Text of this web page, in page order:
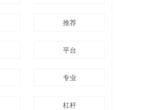
推荐
平台
专业
杠杆